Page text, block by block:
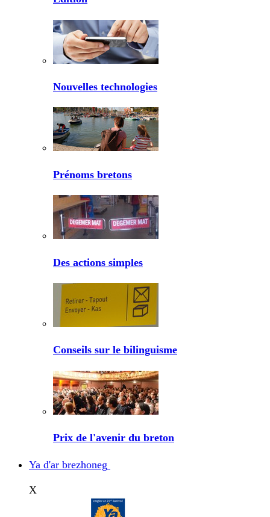
Nouvelles technologies
Prénoms bretons
Des actions simples
Conseils sur le bilinguisme
Prix de l'avenir du breton
Ya d'ar brezhoneg
X